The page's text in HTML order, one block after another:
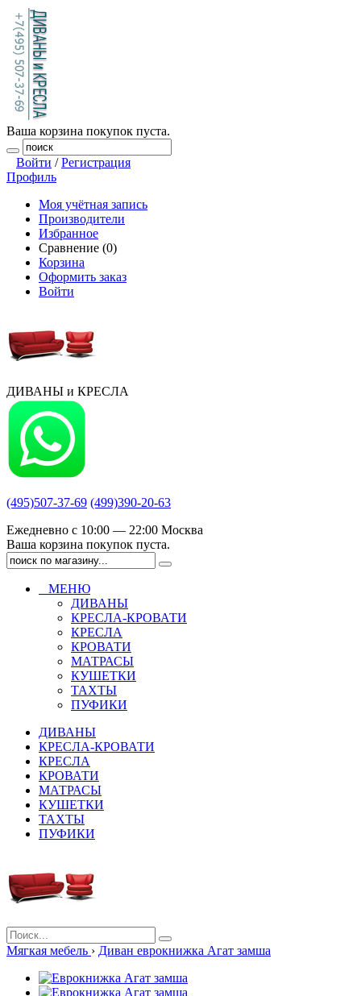
Ваша корзина покупок пуста.
Войти /Регистрация
Профиль
Моя учётная запись
Производители
Избранное
Сравнение (0)
Корзина
Оформить заказ
Войти
ДИВАНЫ и КРЕСЛА
(495)507-37-69 (499)390-20-63
Ежедневно с 10:00 — 22:00 Москва
Ваша корзина покупок пуста.
МЕНЮ
ДИВАНЫ
КРЕСЛА-КРОВАТИ
КРЕСЛА
КРОВАТИ
МАТРАСЫ
КУШЕТКИ
ТАХТЫ
ПУФИКИ
ДИВАНЫ
КРЕСЛА-КРОВАТИ
КРЕСЛА
КРОВАТИ
МАТРАСЫ
КУШЕТКИ
ТАХТЫ
ПУФИКИ
Мягкая мебель › Диван еврокнижка Агат замша